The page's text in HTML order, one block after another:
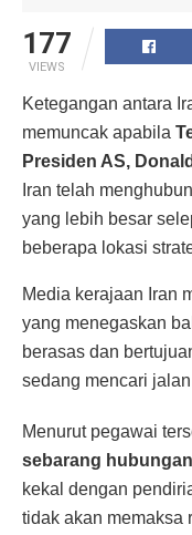
177
VIEWS
Ketegangan antara
memuncak apabila
Presiden AS,
Iran telah
yang lebih besar
beberapa lokasi
Media kerajaan Iran
yang menegaskan
berasas dan
sedang mencari
Menurut pegawai
sebarang
kekal dengan
tidak akan memaksa